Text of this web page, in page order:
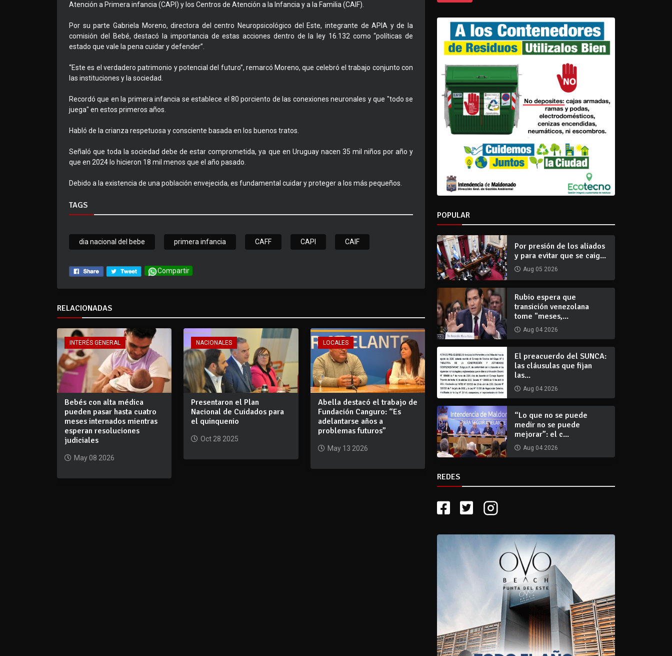
Atención a Primera infancia (CAPI) y los Centros de Atención a la Infancia y a la Familia (CAIF).
Por su parte Gabriela Moreno, directora del centro Neuropsicológico del Este, integrante de APIA y de la
comisión del Bebé, destacó la importancia de estas acciones dentro de la ley 16.132 como “políticas de
estado que vale la pena cuidar y defender”.
“Este es el verdadero patrimonio y potencial del futuro”, remarcó Moreno, que celebró el trabajo conjunto con
las instituciones y la sociedad.
Recordó que en la primera infancia se establece el 80 porciento de las conexiones neuronales y que "todo se
juega" en estos primeros años.
Habló de la crianza respetuosa y consciente basada en los buenos tratos.
Señaló que toda la sociedad debe de estar comprometida, ya que en Uruguay nacen 35 mil niños por año y
que en 2024 lo hicieron 18 mil menos que el año pasado.
Debido a la existencia de una población envejecida, es fundamental cuidar y proteger a los más pequeños.
TAGS
dia nacional del bebe primera infancia CAFF CAPI CAIF
Compartir
RELACIONADAS
INTERÉS GENERAL
Bebés con alta médica
pueden pasar hasta cuatro
meses internados mientras
esperan resoluciones
judiciales
May 08 2026
NACIONALES
Presentaron el Plan
Nacional de Cuidados para
el quinquenio
Oct 28 2025
LOCALES
Abella destacó el trabajo de
Fundación Canguro: “Es
adelantarse años a
problemas futuros”
May 13 2026
POPULAR
Por presión de los aliados
y para evitar que se caig...
Aug 05 2026
Rubio espera que
transición venezolana
tome "meses,...
Aug 04 2026
El preacuerdo del SUNCA:
las cláusulas que fijan
las...
Aug 04 2026
“Lo que no se puede
medir no se puede
mejorar”: el c...
Aug 04 2026
REDES